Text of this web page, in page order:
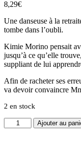
8,29€
Une danseuse à la
tombe dans l’oubli.
Kimie Morino pensait
jusqu’à ce qu’elle
suppliant de lui
Afin de racheter ses
va devoir convaincre
2 en stock
quantité
de
Ajouter au